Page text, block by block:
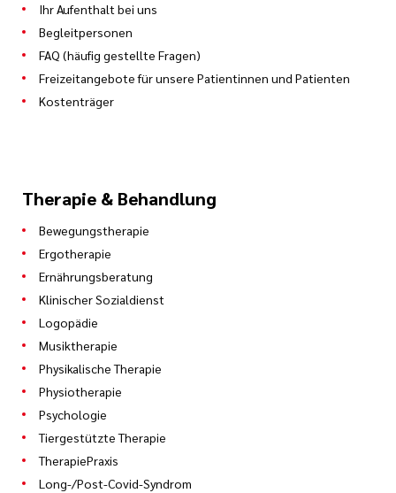
Ihr Aufenthalt bei uns
Begleitpersonen
FAQ (häufig gestellte Fragen)
Freizeitangebote für unsere Patientinnen und Patienten
Kostenträger
Therapie & Behandlung
Bewegungstherapie
Ergotherapie
Ernährungsberatung
Klinischer Sozialdienst
Logopädie
Musiktherapie
Physikalische Therapie
Physiotherapie
Psychologie
Tiergestützte Therapie
TherapiePraxis
Long-/Post-Covid-Syndrom